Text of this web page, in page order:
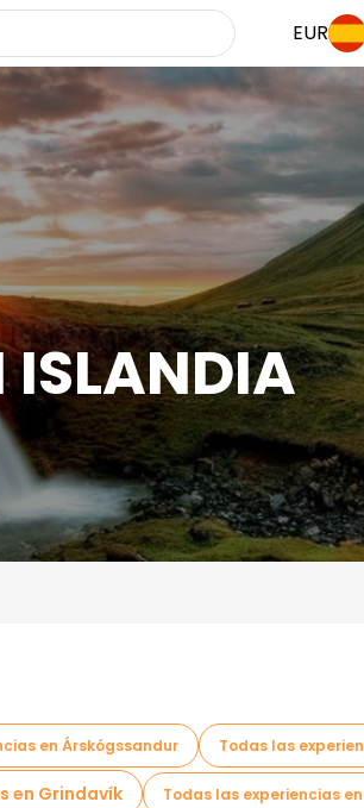
EUR
ISLANDIA
en Árskógssandur Todas las
en Grindavík Todas las experiencias